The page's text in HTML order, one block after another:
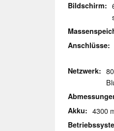
Bildschirm
Anschlüsse
Netzwerk
Akku 4300